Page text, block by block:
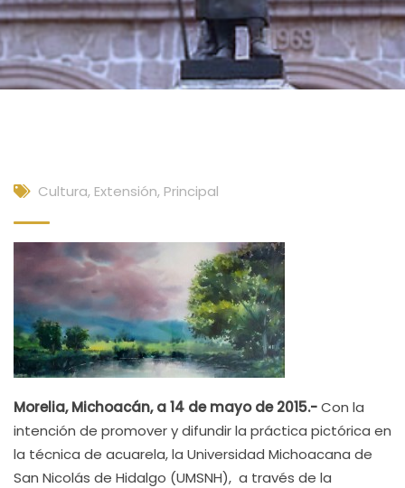
Cultura, Extensión, Principal
Morelia, Michoacán, a 14 de mayo de 2015.-Con la
intención de promover y difundir la práctica pictórica en
la técnica de acuarela, la Universidad Michoacana de
San Nicolás de Hidalgo (UMSNH), a través de la